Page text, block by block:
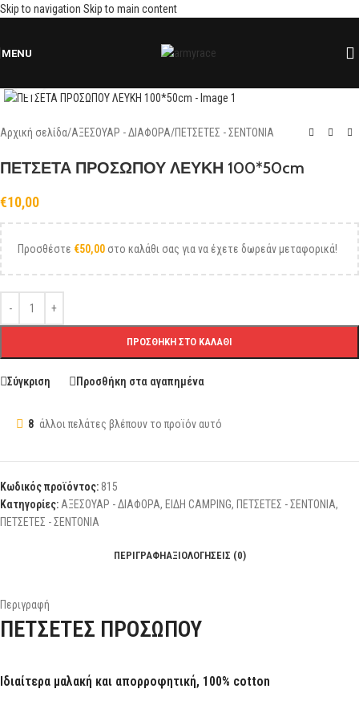
Skip to navigation Skip to main content
MENU
Αρχική σελίδα/ΑΞΕΣΟΥΑΡ - ΔΙΑΦΟΡΑ/ΠΕΤΣΕΤΕΣ - ΣΕΝΤΟΝΙΑ
ΠΕΤΣΕΤΑ ΠΡΟΣΩΠΟΥ ΛΕΥΚΗ 100*50cm
€10,00
Προσθέστε €50,00 στο καλάθι σας για να έχετε δωρεάν μεταφορικά!
ΠΡΟΣΘΉΚΗ ΣΤΟ ΚΑΛΆΘΙ
Σύγκριση Προσθήκη στα αγαπημένα
8 άλλοι πελάτες βλέπουν το προϊόν αυτό
Κωδικός προϊόντος: 815
Κατηγορίες:ΑΞΕΣΟΥΑΡ - ΔΙΑΦΟΡΑ, ΕΙΔΗ CAMPING, ΠΕΤΣΕΤΕΣ - ΣΕΝΤΟΝΙΑ,
ΠΕΤΣΕΤΕΣ - ΣΕΝΤΟΝΙΑ
ΠΕΡΙΓΡΑΦΉΑΞΙΟΛΟΓΉΣΕΙΣ (0)
Περιγραφή
ΠΕΤΣΕΤΕΣ ΠΡΟΣΩΠΟΥ
Ιδιαίτερα μαλακή και απορροφητική, 100% cotton